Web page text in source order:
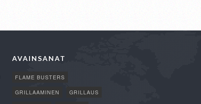
AVAINSANAT
FLAME BUSTERS
GRILLAAMINEN GRILLAUS